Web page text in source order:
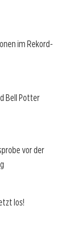
im Rekord-
Bell Potter
vor der
los!